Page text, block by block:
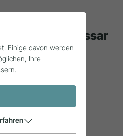
Glossar
Einige davon werden
Ihre